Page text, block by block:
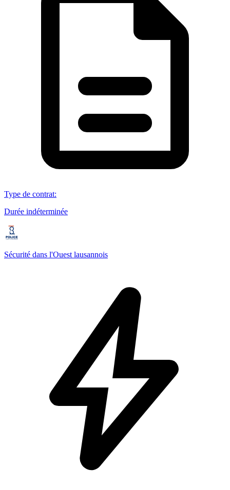
Type de contrat:
Durée indéterminée
Sécurité dans l'Ouest lausannois